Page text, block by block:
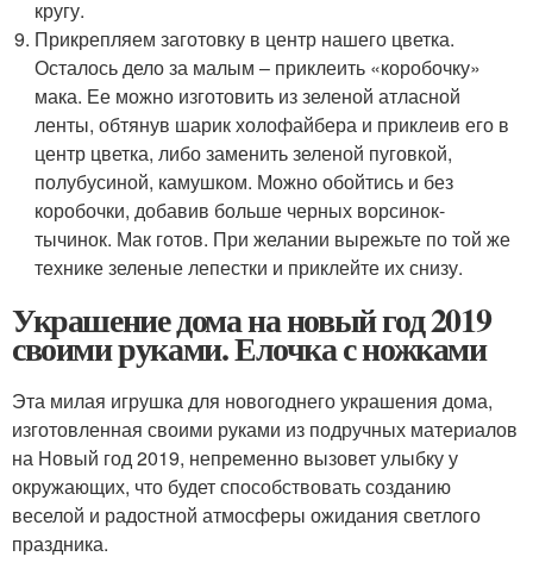
кругу.
Прикрепляем заготовку в центр нашего цветка.
Осталось дело за малым – приклеить «коробочку»
мака. Ее можно изготовить из зеленой атласной
ленты, обтянув шарик холофайбера и приклеив его в
центр цветка, либо заменить зеленой пуговкой,
полубусиной, камушком. Можно обойтись и без
коробочки, добавив больше черных ворсинок-
тычинок. Мак готов. При желании вырежьте по той же
технике зеленые лепестки и приклейте их снизу.
Украшение дома на новый год 2019
своими руками. Елочка с ножками
Эта милая игрушка для новогоднего украшения дома,
изготовленная своими руками из подручных материалов
на Новый год 2019, непременно вызовет улыбку у
окружающих, что будет способствовать созданию
веселой и радостной атмосферы ожидания светлого
праздника.